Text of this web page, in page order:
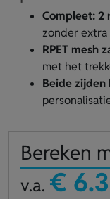
Compleet: 2
zonder extra
RPET mesh
met het
Beide
Bereken
v.a. €